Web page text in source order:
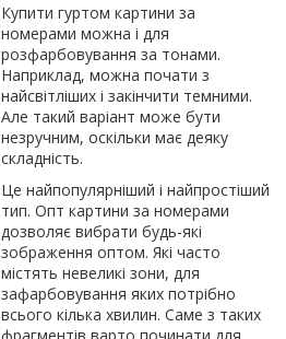
Купити гуртом картини за
номерами можна і для
розфарбовування за тонами.
Наприклад, можна почати з
найсвітліших і закінчити темними.
Але такий варіант може бути
незручним, оскільки має деяку
складність.
Це найпопулярніший і найпростіший
тип. Опт картини за номерами
дозволяє вибрати будь-які
зображення оптом. Які часто
містять невеликі зони, для
зафарбовування яких потрібно
всього кілька хвилин. Саме з таких